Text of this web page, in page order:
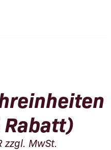
Rabatt)
zzgl. MwSt.